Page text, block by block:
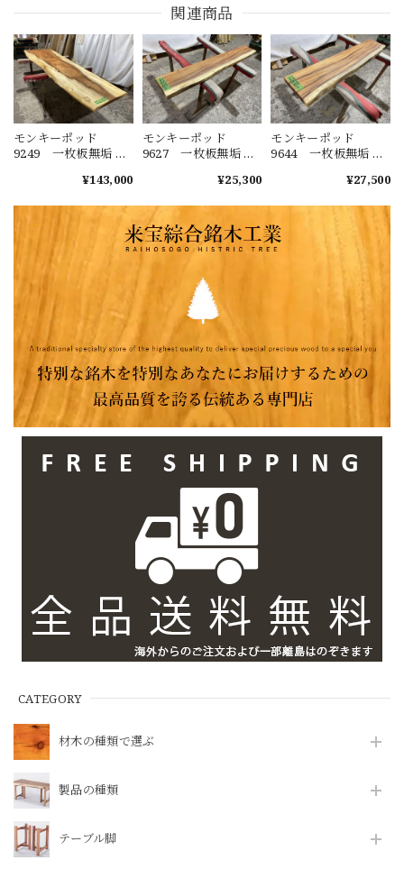
CATEGORY
材木の種類で選ぶ
製品の種類
テーブル脚
関連商品
モンキーポッド
9249 一枚板無垢 乾
ｘ43mm 天板のみ
ーテーブル ダイニ
ングテーブル
¥143,000
モンキーポッド
9627 一枚板無垢 乾
ｘ40mm カウンタ
ル ダイニングテー
ブル
¥25,300
モンキーポッド
9644 一枚板無垢 乾
ｘ50mm カウンタ
ル ダイニングテー
ブル
¥27,500